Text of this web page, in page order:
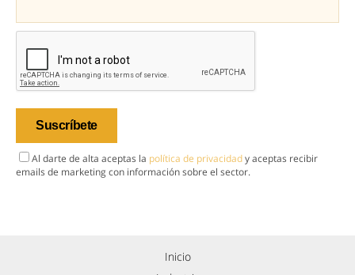
Al darte de alta aceptas la política de privacidady aceptas recibir
emails de marketing con información sobre el sector.
Inicio